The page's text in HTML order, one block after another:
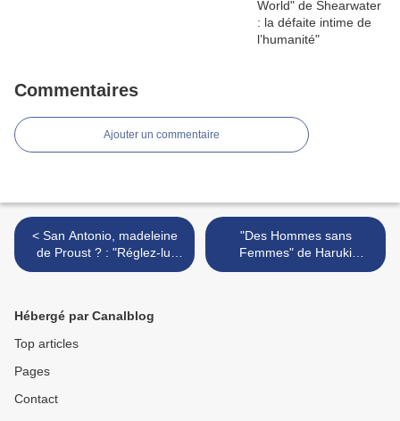
Commentaires
Ajouter un commentaire
< San Antonio, madeleine
de Proust ? : "Réglez-lui
son Compte" (1949)
"Des Hommes sans
Femmes" de Haruki
Murakami : la tache de vin
Hébergé par Canalblog
Top articles
Pages
Contact